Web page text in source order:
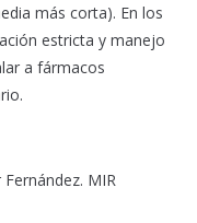
más corta). En los
estricta y manejo
a fármacos
MIR